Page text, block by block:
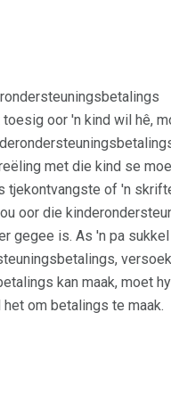
toesig oor 'n kind wil hê,
met die kind se
tjekontvangste of 'n
oor die
gegee is. As 'n pa
kan maak, moet
om betalings te maak.